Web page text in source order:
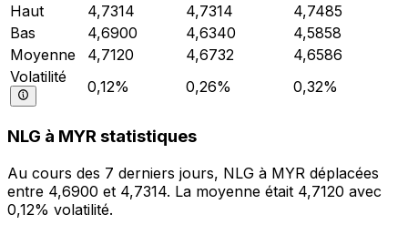
Haut
4,7314 4,7314
4,7485
Bas
4,6900 4,6340
4,5858
Moyenne
4,7120 4,6732
4,6586
Volatilité
0,12% 0,26% 0,32%
NLG à MYR statistiques
Au cours des 7 derniers jours, NLG à MYR déplacées
entre 4,6900 et 4,7314. La moyenne était 4,7120 avec
0,12% volatilité.